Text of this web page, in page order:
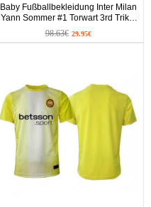
Baby Fußballbekleidung Inter Milan
Yann Sommer #1 Torwart 3rd Trikot
2025-26 Langarm (+ kurze hosen)
98.63€ 29.95€